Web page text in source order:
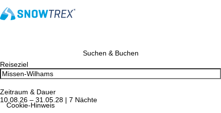
Cookie-Hinweis
Suchen & Buchen
Reiseziel
Zeitraum & Dauer
10.08.26 – 31.05.28 | 7 Nächte